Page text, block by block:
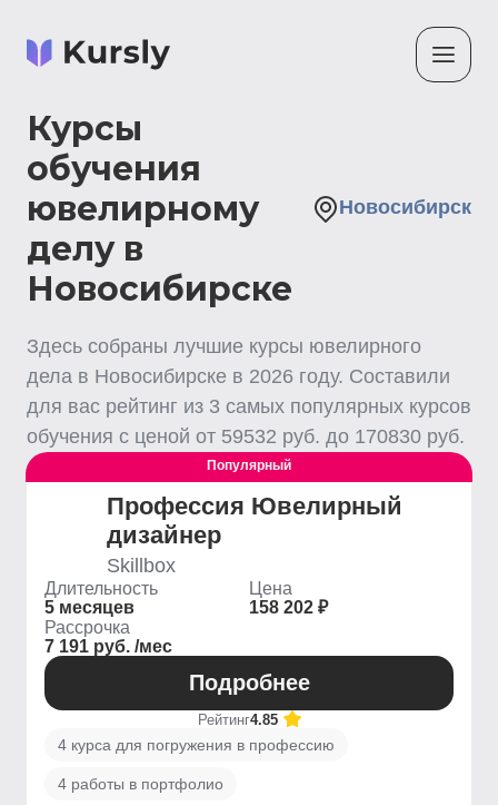
Курсы
обучения
ювелирному
делу в
Новосибирске
Новосибирск
Здесь собраны лучшие курсы ювелирного
дела в Новосибирске в 2026 году. Составили
для вас рейтинг из 3 самых популярных курсов
обучения с ценой от 59532 руб. до 170830 руб.
Популярный
Профессия Ювелирный
дизайнер
Skillbox
Длительность
5 месяцев
Цена
158 202 ₽
Рассрочка
7 191 руб. /мес
Подробнее
Рейтинг4.85
4 курса для погружения в профессию
4 работы в портфолио